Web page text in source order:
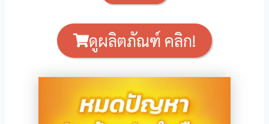
ดูผลิตภัณฑ์ คลิก!